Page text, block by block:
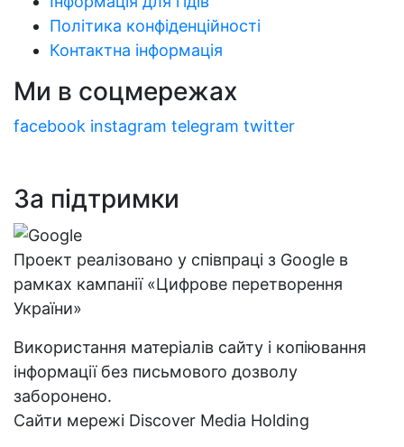
Політика конфіденційності
Контактна інформація
Ми в соцмережах
facebook instagram telegram twitter
За підтримки
Проект реалізовано у співпраці з Google в
рамках кампанії «Цифрове перетворення
України»
Використання матеріалів сайту і копіювання
інформації без письмового дозволу
заборонено.
Сайти мережі Discover Media Holding